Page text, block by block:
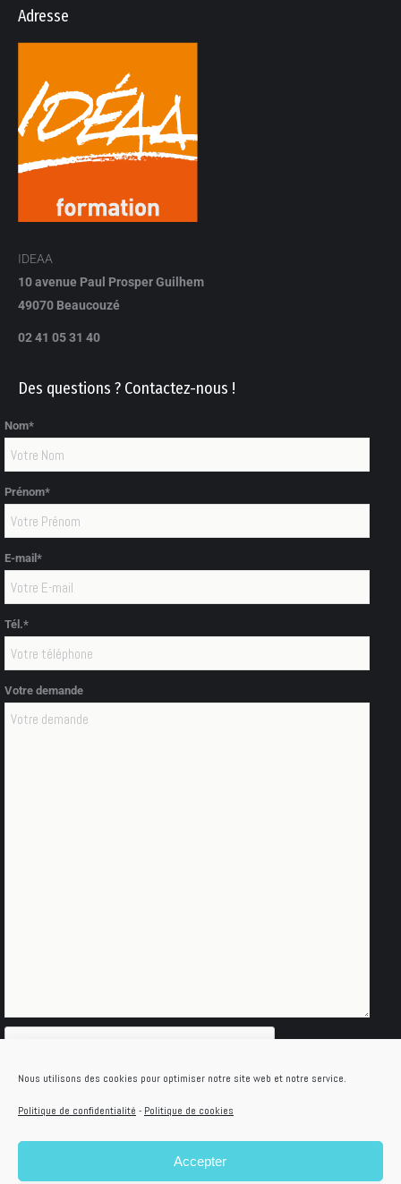
Nous utilisons des cookies pour optimiser notre site web et notre service.
Politique de confidentialité - Politique de cookies
Accepter
Adresse
IDEAA
10 avenue Paul Prosper Guilhem
49070 Beaucouzé
02 41 05 31 40
Des questions ? Contactez-nous !
Nom*
Prénom*
E-mail*
Tél.*
Votre demande